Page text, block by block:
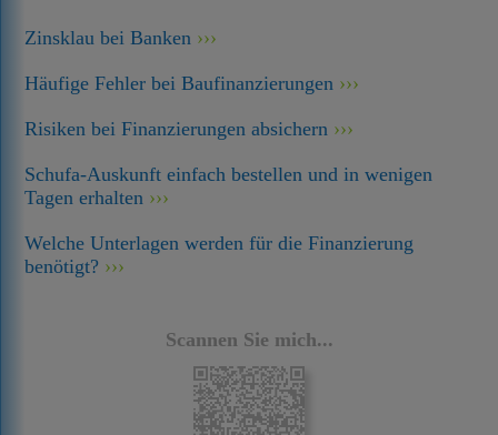
Zinsklau bei Banken
Häufige Fehler bei Baufinanzierungen
Risiken bei Finanzierungen absichern
Schufa-Auskunft einfach bestellen und in wenigen
Tagen erhalten
Welche Unterlagen werden für die Finanzierung
benötigt?
Scannen Sie mich...